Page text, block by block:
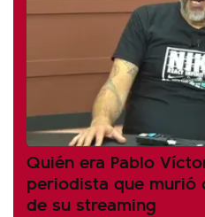
Quién era Pablo
periodista que murió
de su streaming